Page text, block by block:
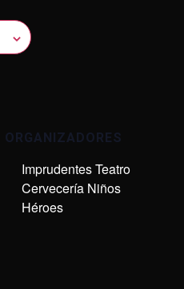
ORGANIZADORES
Imprudentes Teatro
Cervecería Niños
Héroes